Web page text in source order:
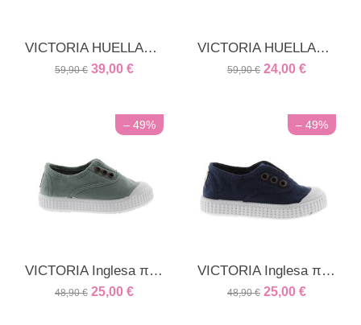
VICTORIA HUELLAS vegan δέρμα μπλέ
59,90 € 39,00 €
VICTORIA HUELLAS μποτάκι σουέτ δέρμα μπλέ
59,90 € 24,00 €
– 49%
VICTORIA Inglesa πάνινα sneakers jade
48,90 € 25,00 €
– 49%
VICTORIA Inglesa πάνινα sneakers μπλε
48,90 € 25,00 €